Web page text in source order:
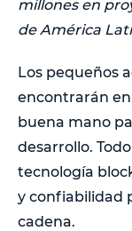
millones en
de América
Los pequeños
encontrarán
buena mano
desarrollo.
tecnología
y confiabilidad
cadena.